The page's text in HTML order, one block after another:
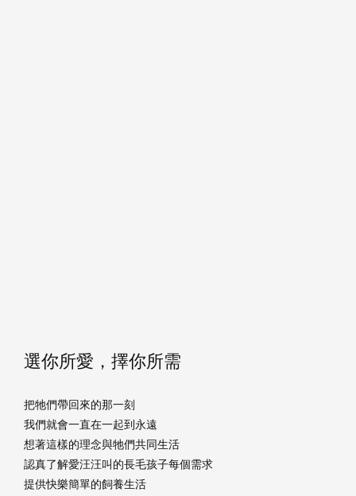
選你所愛，擇你所需
把牠們帶回來的那一刻
我們就會一直在一起到永遠
想著這樣的理念與牠們共同生活
認真了解愛汪汪叫的長毛孩子每個需求
提供快樂簡單的飼養生活